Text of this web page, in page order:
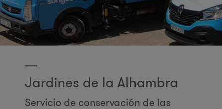
Jardines de la Alhambra
Servicio de conservación de las